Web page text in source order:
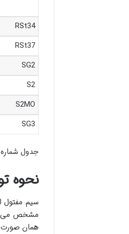
RSt34
RSt37
SG2
S2
S2MO
SG3
جدول شماره 1 – مشخصات فنی چند نوع مفتول متداول
نحوه
سیم مفتول
مشخص می
همان صورت در بازار